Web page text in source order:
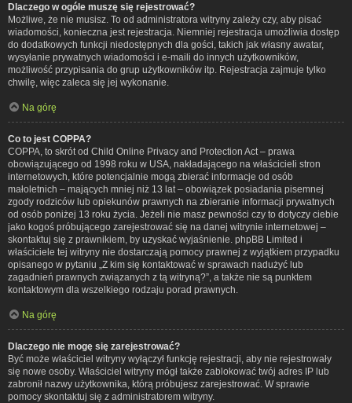
Dlaczego w ogóle muszę się rejestrować?
Możliwe, że nie musisz. To od administratora witryny zależy czy, aby pisać
wiadomości, konieczna jest rejestracja. Niemniej rejestracja umożliwia dostęp
do dodatkowych funkcji niedostępnych dla gości, takich jak własny awatar,
wysyłanie prywatnych wiadomości i e-maili do innych użytkowników,
możliwość przypisania do grup użytkowników itp. Rejestracja zajmuje tylko
chwilę, więc zaleca się jej wykonanie.
Na górę
Co to jest COPPA?
COPPA, to skrót od Child Online Privacy and Protection Act – prawa
obowiązującego od 1998 roku w USA, nakładającego na właścicieli stron
internetowych, które potencjalnie mogą zbierać informacje od osób
małoletnich – mających mniej niż 13 lat – obowiązek posiadania pisemnej
zgody rodziców lub opiekunów prawnych na zbieranie informacji prywatnych
od osób poniżej 13 roku życia. Jeżeli nie masz pewności czy to dotyczy ciebie
jako kogoś próbującego zarejestrować się na danej witrynie internetowej –
skontaktuj się z prawnikiem, by uzyskać wyjaśnienie. phpBB Limited i
właściciele tej witryny nie dostarczają pomocy prawnej z wyjątkiem przypadku
opisanego w pytaniu „Z kim się kontaktować w sprawach nadużyć lub
zagadnień prawnych związanych z tą witryną?”, a także nie są punktem
kontaktowym dla wszelkiego rodzaju porad prawnych.
Na górę
Dlaczego nie mogę się zarejestrować?
Być może właściciel witryny wyłączył funkcję rejestracji, aby nie rejestrowały
się nowe osoby. Właściciel witryny mógł także zablokować twój adres IP lub
zabronił nazwy użytkownika, którą próbujesz zarejestrować. W sprawie
pomocy skontaktuj się z administratorem witryny.